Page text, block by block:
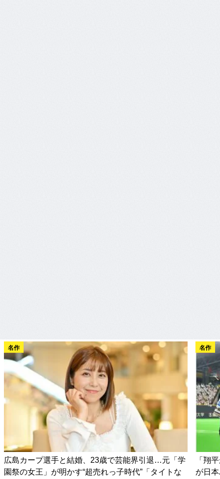
名作
広島カープ選手と結婚、23歳で芸能界引退…元「学
園祭の女王」が明かす“超売れっ子時代”「タイトな
名作
「翔
が日